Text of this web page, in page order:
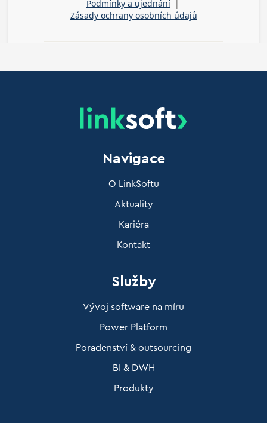
Navigace
O LinkSoftu
Aktuality
Kariéra
Kontakt
Služby
Vývoj software na míru
Power Platform
Poradenství & outsourcing
BI & DWH
Produkty